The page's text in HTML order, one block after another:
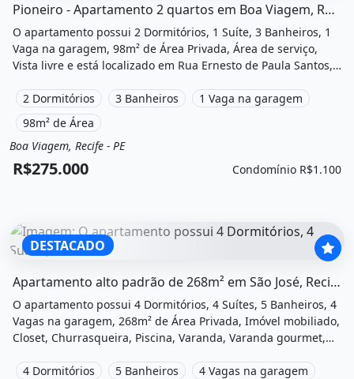
Pioneiro - Apartamento 2 quartos em Boa Viagem, Recife/PE
O apartamento possui 2 Dormitórios, 1 Suíte, 3 Banheiros, 1
Vaga na garagem, 98m² de Área Privada, Área de serviço,
Vista livre e está localizado em Rua Ernesto de Paula Santos,
/Mês.
2 Dormitórios 3 Banheiros
1 Vaga na garagem
98m² de Área
Venda
Apartamento
Boa Viagem, Recife - PE
R$275.000 Condomínio R$1.100
DESTACADO
Apartamento alto padrão de 268m² em São José, Recife/PE
O apartamento possui 4 Dormitórios, 4 Suítes, 5 Banheiros, 4
Vagas na garagem, 268m² de Área Privada, Imóvel mobiliado,
Closet, Churrasqueira, Piscina, Varanda, Varanda gourmet,
de jogos e está localizado em Avenida Engenheiro José
4 Dormitórios 5 Banheiros
4 Vagas na garagem